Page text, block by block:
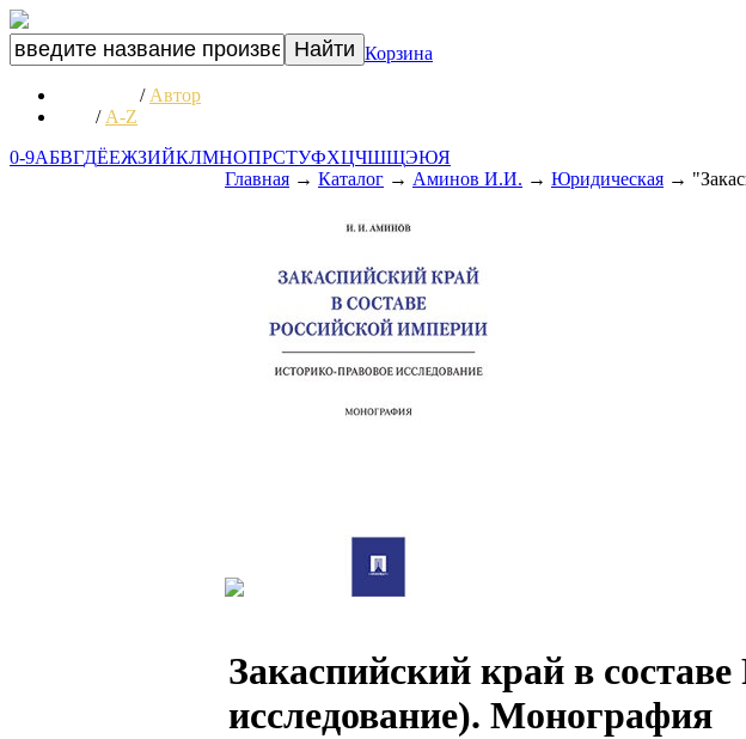
Корзина
/ Автор
/ A-Z
0-9АБВГДЁЕЖЗИЙКЛМНОПРСТУФХЦЧШЩЭЮЯ
Главная → Каталог → Аминов И.И. → Юридическая →
Закаспийский край в
исследование). Монография